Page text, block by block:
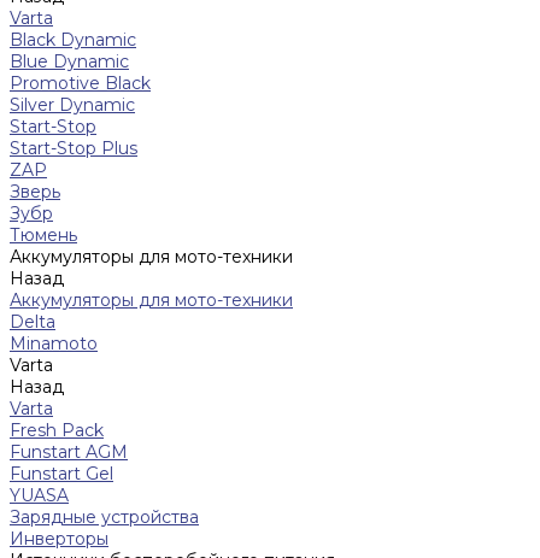
Varta
Black Dynamic
Blue Dynamic
Promotive Black
Silver Dynamic
Start-Stop
Start-Stop Plus
ZAP
Зверь
Зубр
Тюмень
Аккумуляторы для мото-техники
Назад
Аккумуляторы для мото-техники
Delta
Minamoto
Varta
Назад
Varta
Fresh Pack
Funstart AGM
Funstart Gel
YUASA
Зарядные устройства
Инверторы